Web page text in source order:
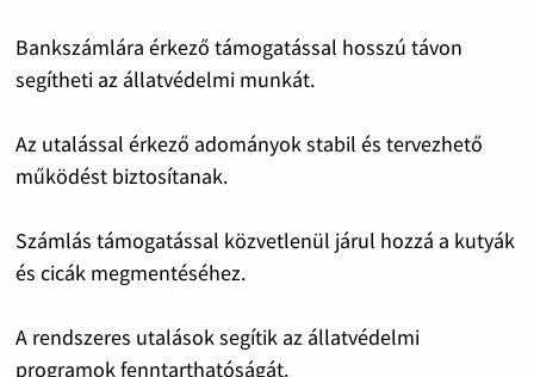
Bankszámlára érkező támogatással hosszú távon
segítheti az állatvédelmi munkát.
Az utalással érkező adományok stabil és tervezhető
működést biztosítanak.
Számlás támogatással közvetlenül járul hozzá a kutyák
és cicák megmentéséhez.
A rendszeres utalások segítik az állatvédelmi
programok fenntarthatóságát.